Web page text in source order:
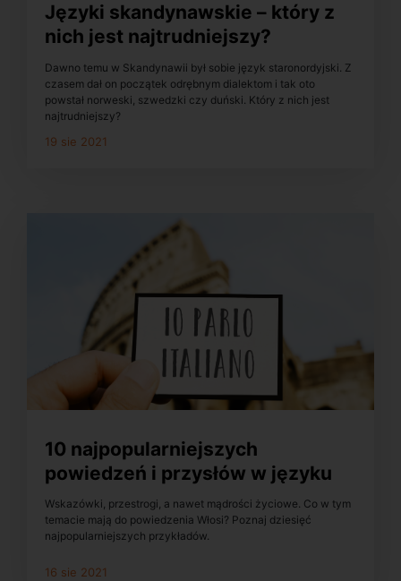
Języki skandynawskie – który z
nich jest najtrudniejszy?
Dawno temu w Skandynawii był sobie język staronordyjski. Z
czasem dał on początek odrębnym dialektom i tak oto
powstał norweski, szwedzki czy duński. Który z nich jest
najtrudniejszy?
19 sie 2021
10 najpopularniejszych
powiedzeń i przysłów w języku
włoskim
Wskazówki, przestrogi, a nawet mądrości życiowe. Co w tym
temacie mają do powiedzenia Włosi? Poznaj dziesięć
najpopularniejszych przykładów.
16 sie 2021